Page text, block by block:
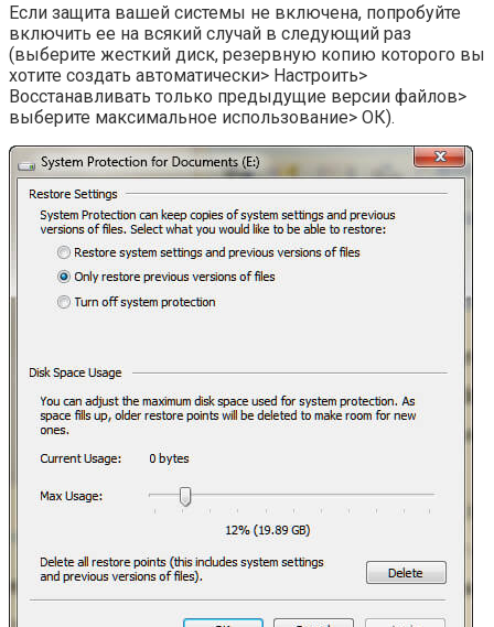
Если защита вашей системы не включена, попробуйте
включить ее на всякий случай в следующий раз
(выберите жесткий диск, резервную копию которого вы
хотите создать автоматически> Настроить>
Восстанавливать только предыдущие версии файлов>
выберите максимальное использование> ОК).